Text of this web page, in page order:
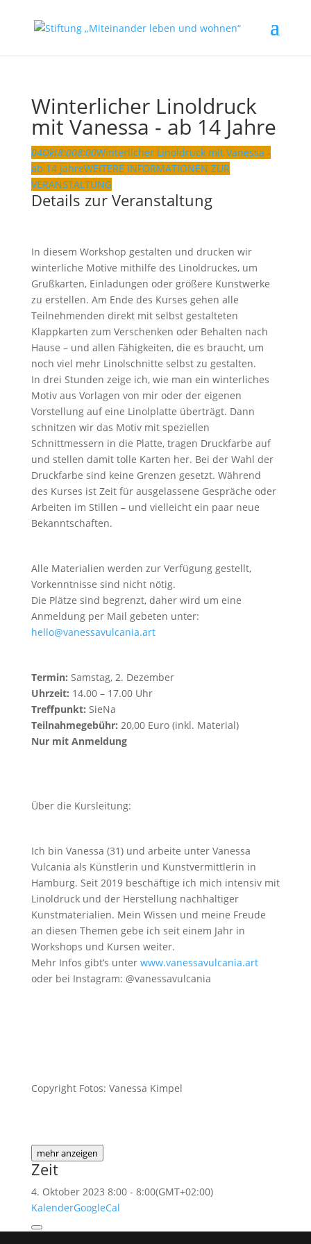
Winterlicher Linoldruck
mit Vanessa - ab 14 Jahre
04Okt8:008:00Winterlicher Linoldruck mit Vanessa -
ab 14 JahreWEITERE INFORMATIONEN ZUR
VERANSTALTUNG
Details zur Veranstaltung
In diesem Workshop gestalten und drucken wir
winterliche Motive mithilfe des Linoldruckes, um
Grußkarten, Einladungen oder größere Kunstwerke
zu erstellen. Am Ende des Kurses gehen alle
Teilnehmenden direkt mit selbst gestalteten
Klappkarten zum Verschenken oder Behalten nach
Hause – und allen Fähigkeiten, die es braucht, um
noch viel mehr Linolschnitte selbst zu gestalten.
In drei Stunden zeige ich, wie man ein winterliches
Motiv aus Vorlagen von mir oder der eigenen
Vorstellung auf eine Linolplatte überträgt. Dann
schnitzen wir das Motiv mit speziellen
Schnittmessern in die Platte, tragen Druckfarbe auf
und stellen damit tolle Karten her. Bei der Wahl der
Druckfarbe sind keine Grenzen gesetzt. Während
des Kurses ist Zeit für ausgelassene Gespräche oder
Arbeiten im Stillen – und vielleicht ein paar neue
Bekanntschaften.
Alle Materialien werden zur Verfügung gestellt,
Vorkenntnisse sind nicht nötig.
Die Plätze sind begrenzt, daher wird um eine
Anmeldung per Mail gebeten unter:
hello@vanessavulcania.art
Termin: Samstag, 2. Dezember
Uhrzeit: 14.00 – 17.00 Uhr
Treffpunkt: SieNa
Teilnahmegebühr: 20,00 Euro (inkl. Material)
Nur mit Anmeldung
Über die Kursleitung:
Ich bin Vanessa (31) und arbeite unter Vanessa
Vulcania als Künstlerin und Kunstvermittlerin in
Hamburg. Seit 2019 beschäftige ich mich intensiv mit
Linoldruck und der Herstellung nachhaltiger
Kunstmaterialien. Mein Wissen und meine Freude
an diesen Themen gebe ich seit einem Jahr in
Workshops und Kursen weiter.
Mehr Infos gibt’s unter www.vanessavulcania.art
oder bei Instagram: @vanessavulcania
Copyright Fotos: Vanessa Kimpel
mehr anzeigen
Zeit
4. Oktober 2023 8:00- 8:00(GMT+02:00)
KalenderGoogleCal